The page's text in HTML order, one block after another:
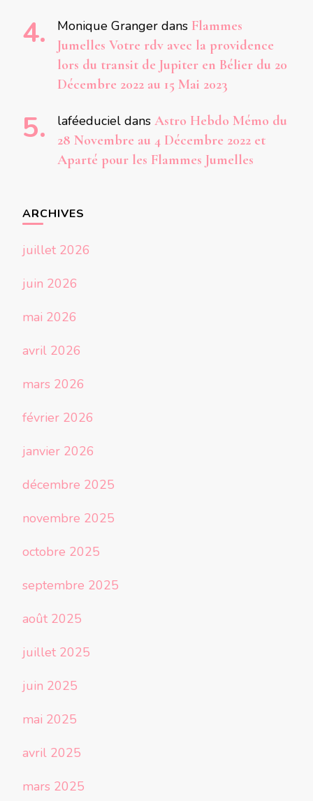
Monique Granger dans Flammes
Jumelles Votre rdv avec la providence
lors du transit de Jupiter en Bélier du 20
Décembre 2022 au 15 Mai 2023
laféeduciel dans Astro Hebdo Mémo du
28 Novembre au 4 Décembre 2022 et
Aparté pour les Flammes Jumelles
ARCHIVES
juillet 2026
juin 2026
mai 2026
avril 2026
mars 2026
février 2026
janvier 2026
décembre 2025
novembre 2025
octobre 2025
septembre 2025
août 2025
juillet 2025
juin 2025
mai 2025
avril 2025
mars 2025